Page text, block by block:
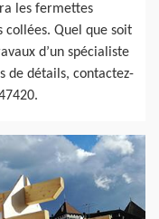
les fermettes
Quel que soit
d’un spécialiste
de détails, contactez-